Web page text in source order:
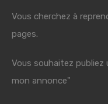
Vous cherchez à
pages.
Vous souhaitez publiez
mon annonce"